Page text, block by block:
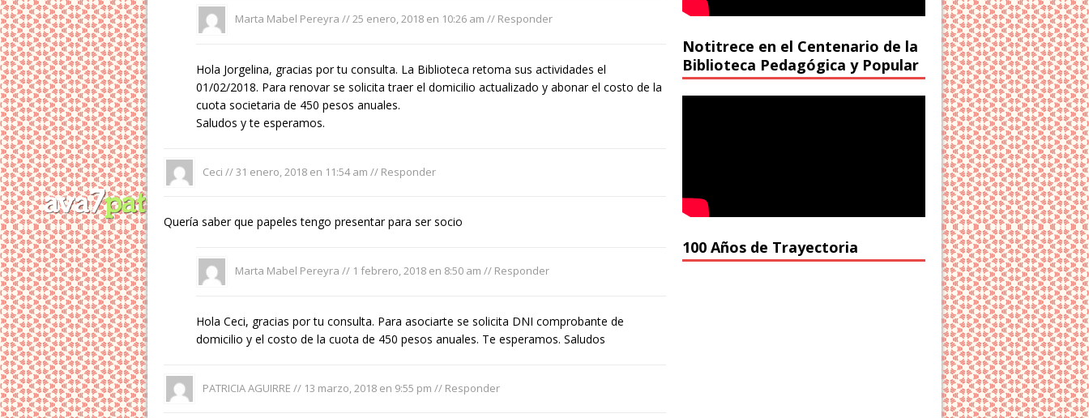
Marta Mabel Pereyra //25 enero, 2018 en 10:26 am // Responder
Hola Jorgelina, gracias por tu consulta. La Biblioteca retoma sus actividades el
01/02/2018. Para renovar se solicita traer el domicilio actualizado y abonar el costo de la
cuota societaria de 450 pesos anuales.
Saludos y te esperamos.
Ceci // 31 enero, 2018 en 11:54 am // Responder
Quería saber que papeles tengo presentar para ser socio
Marta Mabel Pereyra // 1 febrero, 2018 en 8:50 am // Responder
Hola Ceci, gracias por tu consulta. Para asociarte se solicita DNI comprobante de
domicilio y el costo de la cuota de 450 pesos anuales. Te esperamos. Saludos
PATRICIA AGUIRRE // 13 marzo, 2018 en 9:55 pm // Responder
Notitrece en el Centenario de la
Biblioteca Pedagógica y Popular
100 Años de Trayectoria